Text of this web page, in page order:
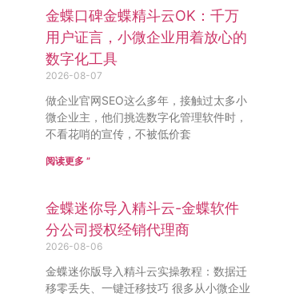
金蝶口碑金蝶精斗云OK：千万
用户证言，小微企业用着放心的
数字化工具
2026-08-07
做企业官网SEO这么多年，接触过太多小
微企业主，他们挑选数字化管理软件时，
不看花哨的宣传，不被低价套
阅读更多 ”
金蝶迷你导入精斗云-金蝶软件
分公司授权经销代理商
2026-08-06
金蝶迷你版导入精斗云实操教程：数据迁
移零丢失、一键迁移技巧 很多从小微企业